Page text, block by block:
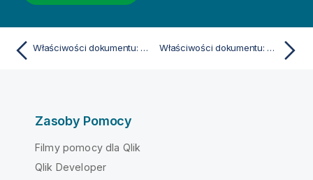
Właściwości dokumentu: Arkusze Właściwości dokumentu: Zmienne
Zasoby Pomocy
Filmy pomocy dla Qlik
Qlik Developer